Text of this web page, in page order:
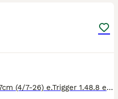
Prince 1 år hingst Just nu 117cm (4/7-26) e.Trigger 1.48.8 e.e. Manicken 1.43,0 e.u. Kålmans Pärla gick 1.51,4 som 4-åring e.u.e Polar 1.42.2 u.Brianna 1,43.8 u.e Ernst Ronaldo 1,36.7 u.u.e Hero S